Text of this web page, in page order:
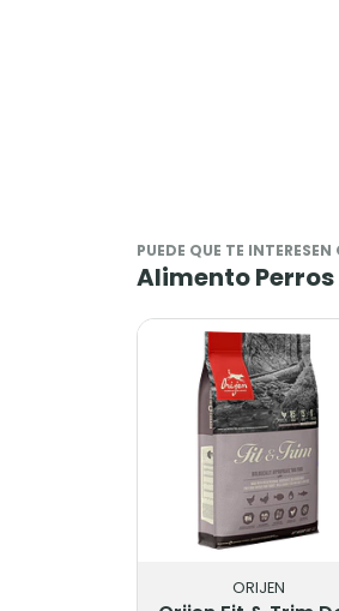
PUEDE QUE TE
Alimento
ORIJEN